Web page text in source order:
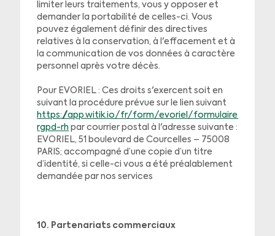
limiter leurs traitements, vous y opposer et
demander la portabilité de celles-ci. Vous
pouvez également définir des directives
relatives à la conservation, à l'effacement et à
la communication de vos données à caractère
personnel après votre décès.
Pour EVORIEL : Ces droits s'exercent soit en
suivant la procédure prévue sur le lien suivant
https://app.witik.io/fr/form/evoriel/formulaire-
rgpd-rh par courrier postal à l'adresse suivante :
EVORIEL, 51 boulevard de Courcelles – 75008
PARIS; accompagné d’une copie d’un titre
d’identité, si celle-ci vous a été préalablement
demandée par nos services
10. Partenariats commerciaux